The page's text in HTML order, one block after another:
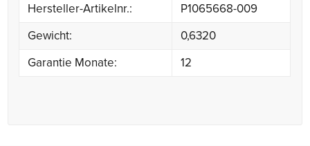
Hersteller-Artikelnr.:
P1065668-009
Gewicht:
0,6320
Garantie Monate:
12